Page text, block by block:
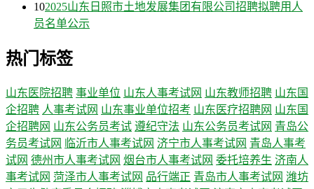
102025山东日照市土地发展集团有限公司招聘拟聘用人
员名单公示
热门标签
山东医院招聘 事业单位 山东人事考试网 山东教师招聘 山东国
企招聘 人事考试网 山东事业单位招考 山东医疗招聘网 山东国
企招聘网 山东公务员考试 遵纪守法 山东公务员考试网 青岛公
务员考试网
临沂市人事考试网 济宁市人事考试网 青岛人事考
试网 德州市人事考试网 烟台市人事考试网 委托培养生 济南人
事考试网 菏泽市人事考试网 品行端正 青岛市人事考试网 潍坊